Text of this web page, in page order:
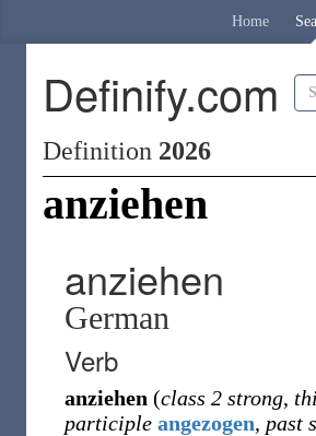
Home
Definify.com
Definition 2026
anziehen
anziehen
German
Verb
anziehen (class 2 strong,
participle angezogen, past